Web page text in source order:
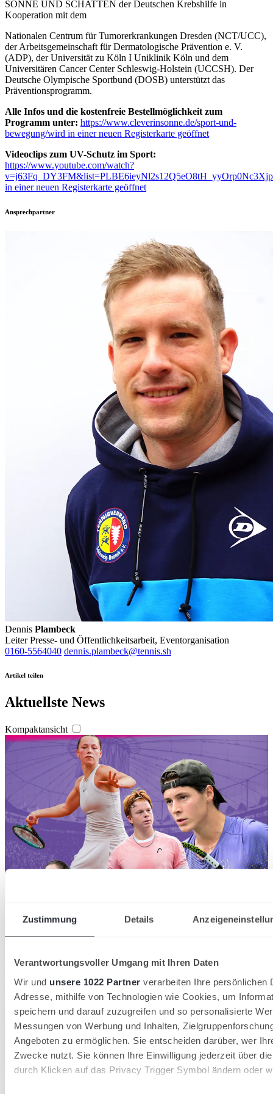
Zustimmung Details
Verantwortungsvoller Umgang mit Ihren Daten
Wir und unsere 1022 Partner verarbeiten Ihre persönlichen
Adresse, mithilfe von Technologien wie Cookies, um
speichern und darauf zuzugreifen und so personalisierte
Messungen von Werbung und Inhalten,
Angeboten zu ermöglichen. Sie entscheiden darüber, wer
Zwecke nutzt. Sie können Ihre Einwilligung jederzeit über
durch Klicken auf das Privacy Trigger Symbol ändern oder
SONNE UND SCHATTEN der Deutschen Krebshilfe in
Kooperation mit dem
Nationalen Centrum für Tumorerkrankungen Dresden (NCT/UCC),
der Arbeitsgemeinschaft für Dermatologische Prävention e. V.
(ADP), der Universität zu Köln I Uniklinik Köln und dem
Universitären Cancer Center Schleswig-Holstein (UCCSH). Der
Deutsche Olympische Sportbund (DOSB) unterstützt das
Präventionsprogramm.
Alle Infos und die kostenfreie Bestellmöglichkeit zum
Programm unter: https://www.cleverinsonne.de/sport-und-
bewegung/wird in einer neuen Registerkarte geöffnet
Videoclips zum UV-Schutz im Sport:
https://www.youtube.com/watch?
v=j63Fq_DY3FM&list=PLBE6ieyNl2s12Q5eO8tH_yyOrp0Nc3Xjp
in einer neuen Registerkarte geöffnet
Ansprechpartner
Dennis Plambeck
Leiter Presse- und Öffentlichkeitsarbeit, Eventorganisation
0160-5564040 dennis.plambeck@tennis.sh
Artikel teilen
Aktuellste News
Kompaktansicht
07/08/2026
Hamburg Ladies & Gents Cup: Wildcards für
zahlreiche deutsche Nachwuchshoffnungen
Tennisverband Schleswig-Holstein